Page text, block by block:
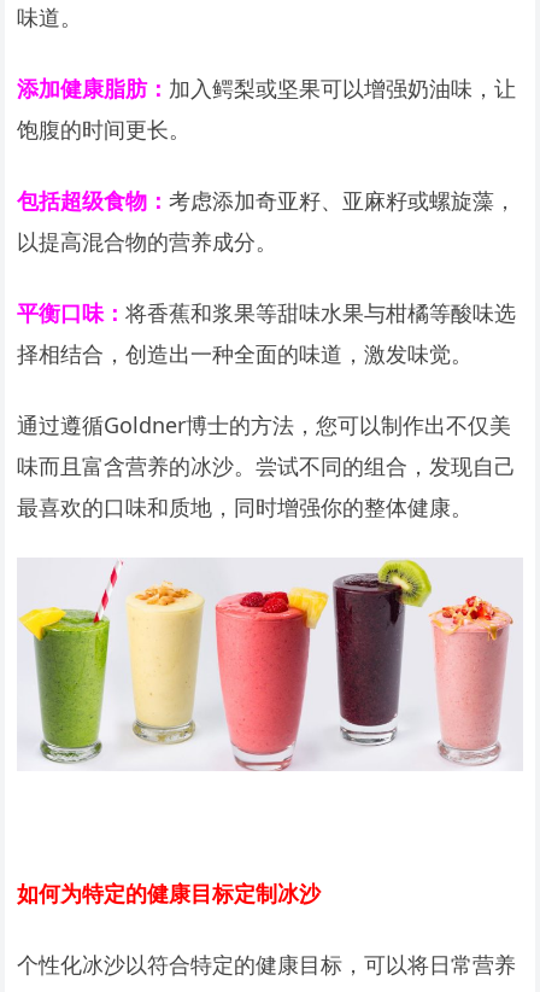
味道。
添加健康脂肪： 加入鳄梨或坚果可以增强奶油味，让
饱腹的时间更长。
包括超级食物：考虑添加奇亚籽、亚麻籽或螺旋藻，
以提高混合物的营养成分。
平衡口味：将香蕉和浆果等甜味水果与柑橘等酸味选
择相结合，创造出一种全面的味道，激发味觉。
通过遵循Goldner博士的方法，您可以制作出不仅美
味而且富含营养的冰沙。尝试不同的组合，发现自己
最喜欢的口味和质地，同时增强你的整体健康。
如何为特定的健康目标定制冰沙
个性化冰沙以符合特定的健康目标，可以将日常营养